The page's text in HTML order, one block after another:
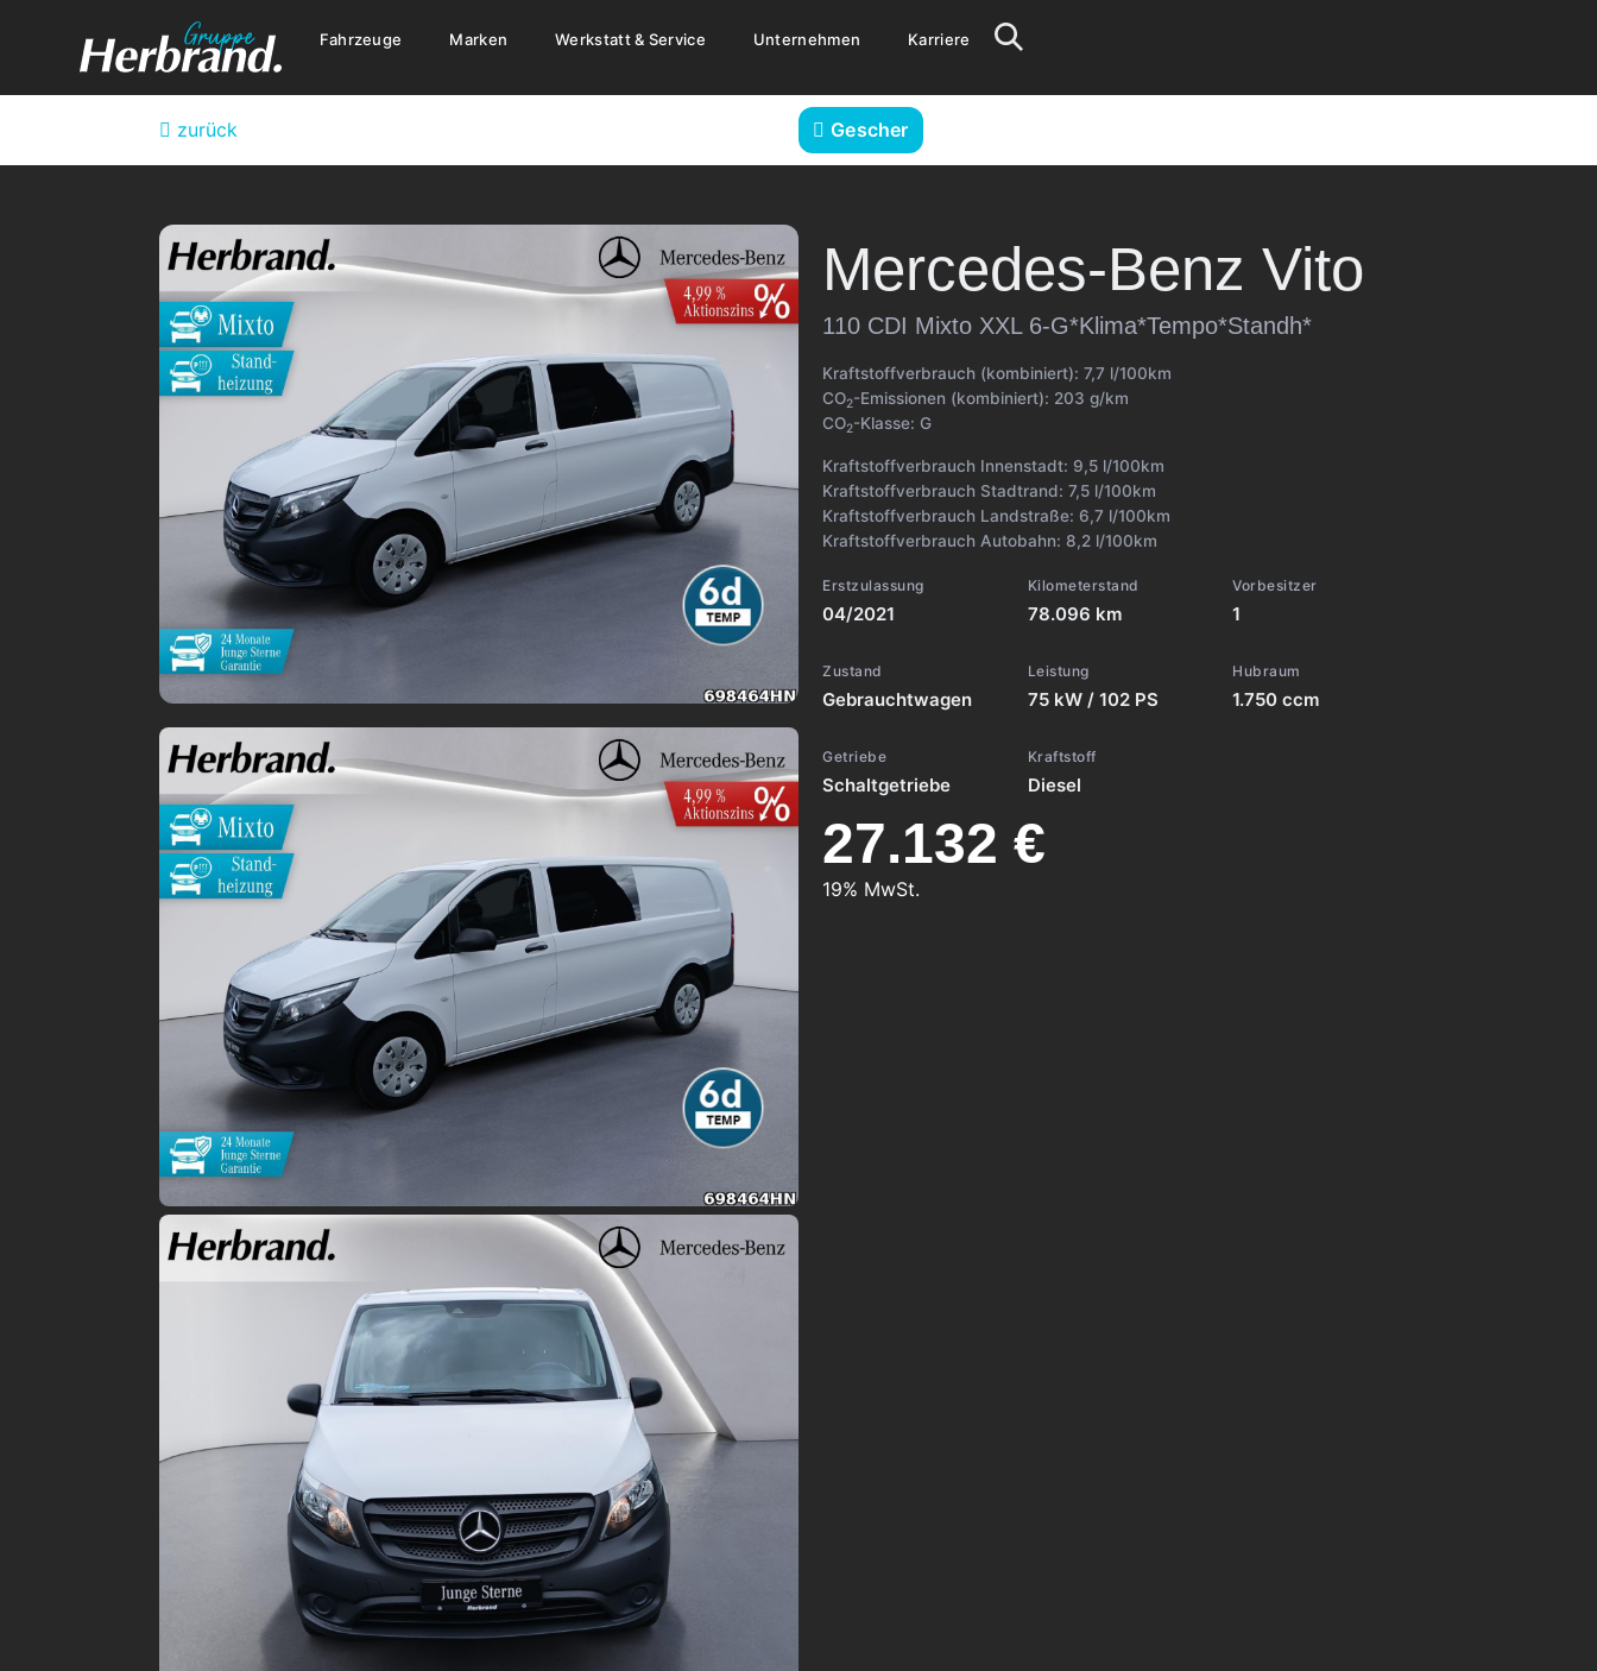
Fahrzeuge Marken Werkstatt & Service Unternehmen Karriere
zurück Gescher
Mercedes-Benz Vito
110 CDI Mixto XXL 6-G*Klima*Tempo*Standh*
Kraftstoffverbrauch (kombiniert): 7,7 l/100km
CO2-Emissionen (kombiniert): 203 g/km
CO2-Klasse: G
Kraftstoffverbrauch Innenstadt: 9,5 l/100km
Kraftstoffverbrauch Stadtrand: 7,5 l/100km
Kraftstoffverbrauch Landstraße: 6,7 l/100km
Kraftstoffverbrauch Autobahn: 8,2 l/100km
Erstzulassung
04/2021
Kilometerstand
78.096 km
Vorbesitzer
1
Zustand
Gebrauchtwagen
Leistung
75 kW / 102 PS
Hubraum
1.750 ccm
Getriebe
Schaltgetriebe
Kraftstoff
Diesel
27.132 €
19% MwSt.